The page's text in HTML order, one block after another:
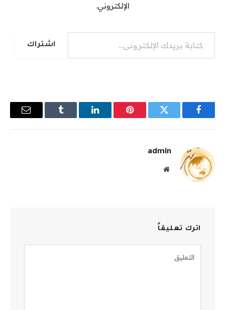
الإلكتروني.
كتابة بريدك الإلكتروني...
اشتراك
فيسبوك تويتر بينتيريستلينكدإن Tumblr
البريد
admin
موقع
اترك تعليقاً